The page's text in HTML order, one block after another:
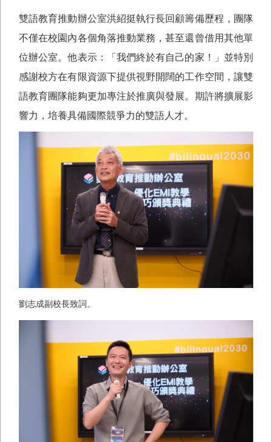
雙語教育推動辦公室洪紹挺執行長回顧籌備歷程，團隊
不僅在校園內各個角落推動業務，甚至還曾借用其他單
位辦公室。他表示：「我們終於有自己的家！」並特別
感謝校方在有限資源下提供視野開闊的工作空間，讓雙
語教育團隊能夠更加專注於推廣與發展。期許將擴展影
響力，培養具備國際競爭力的雙語人才。
劉志成副校長致詞。